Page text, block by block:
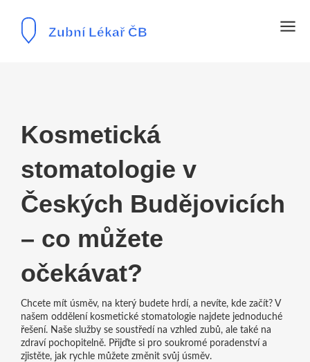
Kosmetická
stomatologie v
Českých Budějovicích
– co můžete
očekávat?
Chcete mít úsměv, na který budete hrdí, a nevíte, kde začít? V
našem oddělení kosmetické stomatologie najdete jednoduché
řešení. Naše služby se soustředí na vzhled zubů, ale také na
zdraví pochopitelně. Přijďte si pro soukromé poradenství a
zjistěte, jak rychle můžete změnit svůj úsměv.